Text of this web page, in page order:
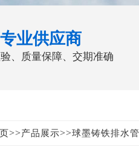
业供应商
、质量保障、交期准确
>>产品展示>>球墨铸铁排水管